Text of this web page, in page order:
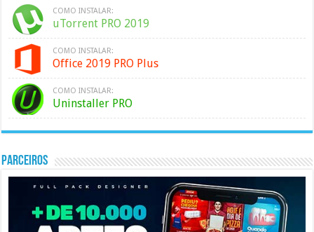
COMO INSTALAR:
uTorrent PRO 2019
COMO INSTALAR:
Office 2019 PRO Plus
COMO INSTALAR:
Uninstaller PRO
PARCEIROS